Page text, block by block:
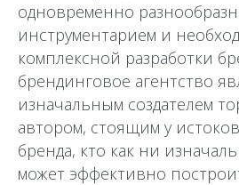
одновременно
инструментарием и
комплексной разработки
брендинговое агентство
изначальным создателем
автором, стоящим у
бренда, кто как ни
может эффективно